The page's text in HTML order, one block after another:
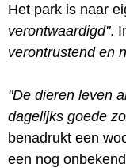
Het park is naar
verontwaardigd".
verontrustend en
"De dieren leven
dagelijks goede
benadrukt een
een nog